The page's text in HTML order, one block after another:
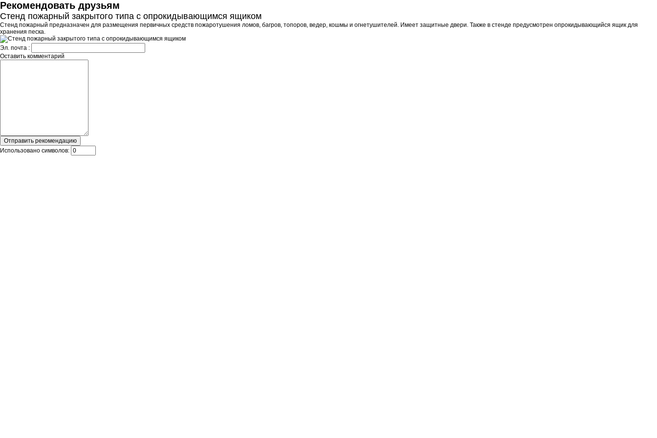
Рекомендовать друзьям
Стенд пожарный закрытого типа с опрокидывающимся ящиком
Стенд пожарный предназначен для размещения первичных средств пожаротушения ломов, багров, топоров, ведер, кошмы и огнетушителей. Имеет защитные двери. Также в стенде предусмотрен опрокидывающийся ящик для
хранения песка.
Эл. почта :
Оставить комментарий
Использовано символов: